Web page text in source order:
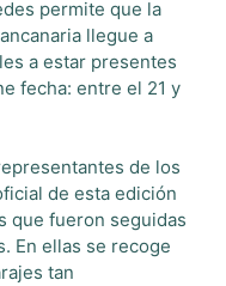
permite que la
llegue a
a estar presentes
fecha: entre el 21 y
de los
de esta edición
que fueron seguidas
En ellas se recoge
tan